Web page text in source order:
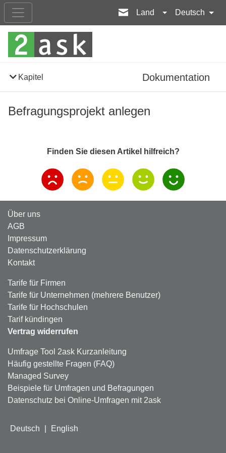
Land Deutsch
Kapitel Dokumentation
Befragungsprojekt anlegen
Finden Sie diesen Artikel hilfreich?
Über uns
AGB
Impressum
Datenschutzerklärung
Kontakt
Tarife für Firmen
Tarife für Unternehmen (mehrere Benutzer)
Tarife für Hochschulen
Tarif kündingen
Vertrag widerrufen
Umfrage Tool 2ask Kurzanleitung
Häufig gestellte Fragen (FAQ)
Managed Survey
Beispiele für Umfragen und Befragungen
Datenschutz bei Online-Umfragen mit 2ask
Deutsch English